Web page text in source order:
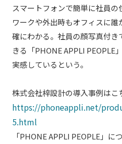
スマートフォンで簡単に社員
ワークや外出時もオフィスに
確にわかる。社員の顔写真付
きる「PHONE APPLI PEOPLE
実感しているという。
株式会社梓設計の導入事例はこ
https://phoneappli.net/
5.html
「PHONE APPLI PEOPLE」に